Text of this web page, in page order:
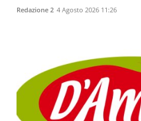
Redazione 2 4 Agosto 2026 11:26